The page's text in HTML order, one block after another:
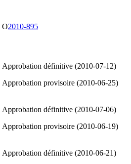
O2010-895
Approbation définitive (2010-07-12)
Approbation provisoire (2010-06-25)
Approbation définitive (2010-07-06)
Approbation provisoire (2010-06-19)
Approbation définitive (2010-06-21)